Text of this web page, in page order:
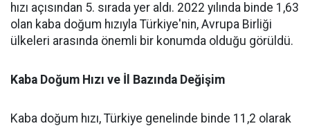
hızı açısından 5. sırada yer aldı. 2022 yılında binde 1,63
olan kaba doğum hızıyla Türkiye'nin, Avrupa Birliği
ülkeleri arasında önemli bir konumda olduğu görüldü.
Kaba Doğum Hızı ve İl Bazında Değişim
Kaba doğum hızı, Türkiye genelinde binde 11,2 olarak